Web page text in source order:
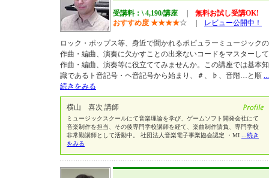
受講料：\ 4,190/講座
無料お試し受講OK!
おすすめ度 ★★★★☆ レビュー公開中！
ロック・ポップス等、身近で聞かれるポピュラーミュージックの
作曲・編曲、演奏に欠かすことの出来ないコードをマスターして
作曲・編曲、演奏等に役立ててみませんか。この講座では基本知
識であるト音記号・ヘ音記号から始まり、＃、♭、音階…と順 ...
続きをみる
横山 喜次 講師
ミュージックスクールにて音楽理論を学び、ゲームソフト開発会社にて
音楽制作を担当、その後専門学校講師を経て、楽曲制作請負、専門学校
非常勤講師として活動中。 社団法人音楽電子事業協会認定 ・MI
...続き
をみる